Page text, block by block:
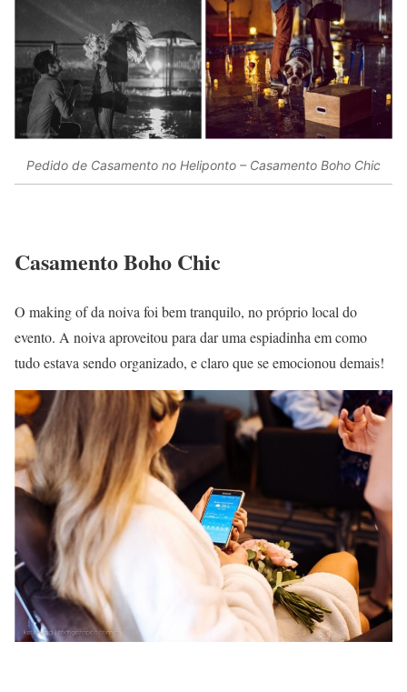
Pedido de Casamento no Heliponto – Casamento Boho Chic
Casamento Boho Chic
O making of da noiva foi bem tranquilo, no próprio local do
evento. A noiva aproveitou para dar uma espiadinha em como
tudo estava sendo organizado, e claro que se emocionou demais!